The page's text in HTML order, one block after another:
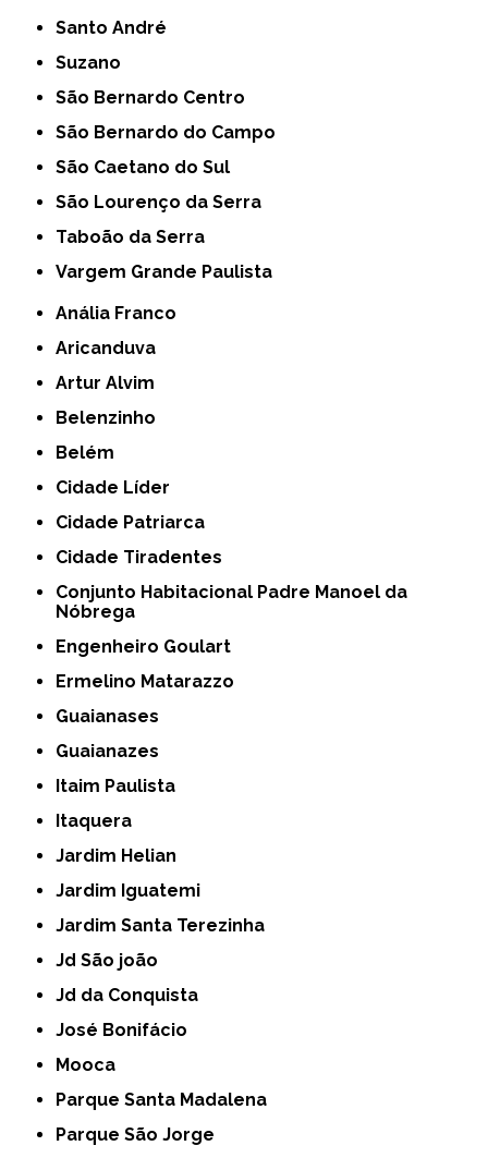
Santo André
Suzano
São Bernardo Centro
São Bernardo do Campo
São Caetano do Sul
São Lourenço da Serra
Taboão da Serra
Vargem Grande Paulista
Anália Franco
Aricanduva
Artur Alvim
Belenzinho
Belém
Cidade Líder
Cidade Patriarca
Cidade Tiradentes
Conjunto Habitacional Padre Manoel da
Nóbrega
Engenheiro Goulart
Ermelino Matarazzo
Guaianases
Guaianazes
Itaim Paulista
Itaquera
Jardim Helian
Jardim Iguatemi
Jardim Santa Terezinha
Jd São joão
Jd da Conquista
José Bonifácio
Mooca
Parque Santa Madalena
Parque São Jorge